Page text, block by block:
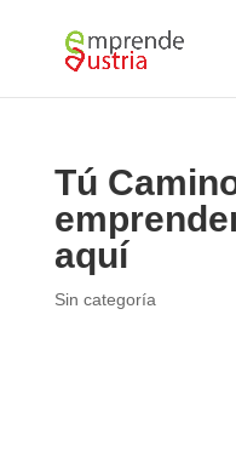
Tú
aquí
Sin categoría